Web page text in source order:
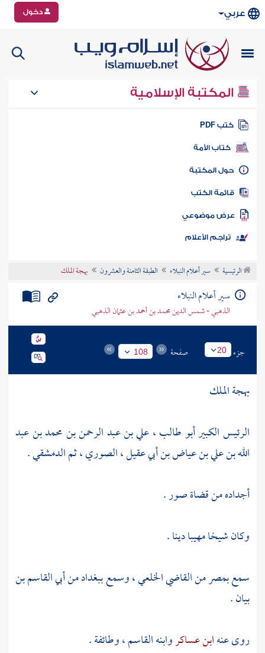
عربي دخول
المكتبة الإسلامية
كتب PDF
كتاب الأمة
المكتبة
الكتب
موضوعي
تراجم الأعلام
الرئيسية سير أعلام النبلاء الطبقة الثامنة والعشرون بهجة الملك
سير أعلام النبلاء
الذهبي - شمس الدين محمد بن أحمد بن عثمان الذهبي
جزء 20 صفحة 108
بهجة الملك
الرئيس الكبير أبو طالب ، علي بن عبد الرحمن بن محمد بن عبد
الله بن علي بن عياض بن أبي عقيل ، الصوري ، ثم الدمشقي .
أجداده من قضاةصور.
وكان شيخا مهيبا دينا .
سمعبمصرمنالقاضي الخلعي، وسمعببغدادمنأبي القاسم بن
بيان.
روى عنهابن عساكروابنهالقاسم، وطائفة .